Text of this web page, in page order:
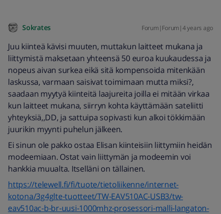
Sokrates Forum|Forum|4 years ago
Juu kiinteä kävisi muuten, muttakun laitteet mukana ja
liittymistä maksetaan yhteensä 50 euroa kuukaudessa ja
nopeus aivan surkea eikä sitä kompensoida mitenkään
laskussa, varmaan saisivat toimimaan mutta miksi?,
saadaan myytyä kiinteitä laajureita joilla ei mitään virkaa
kun laitteet mukana, siirryn kohta käyttämään sateliitti
yhteyksiä,,DD, ja sattuipa sopivasti kun alkoi tökkimään
juurikin myynti puhelun jälkeen.
Ei sinun ole pakko ostaa Elisan kiinteisiin liittymiin heidän
modeemiaan. Ostat vain liittymän ja modeemin voi
hankkia muualta. Itselläni on tällainen.
https://telewell.fi/fi/tuote/tietoliikenne/internet-
kotona/3g4glte-tuotteet/TW-EAV510AC-USB3/tw-
eav510ac-b-br-uusi-1000mhz-prosessori-malli-langaton-